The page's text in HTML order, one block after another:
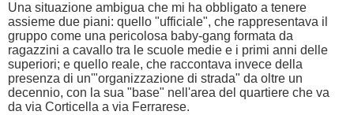
Una situazione ambigua che mi ha obbligato a tenere
assieme due piani: quello "ufficiale", che rappresentava il
gruppo come una pericolosa baby-gang formata da
ragazzini a cavallo tra le scuole medie e i primi anni delle
superiori; e quello reale, che raccontava invece della
presenza di un'"organizzazione di strada" da oltre un
decennio, con la sua "base" nell'area del quartiere che va
da via Corticella a via Ferrarese.